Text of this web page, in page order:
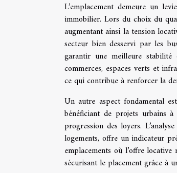
L’emplacement demeure un
immobilier. Lors du choix du
augmentant ainsi la tension
secteur bien desservi par les
garantir une meilleure stabilité
commerces, espaces verts et
ce qui contribue à renforcer la
Un autre aspect fondamental
bénéficiant de projets urbains
progression des loyers.
logements, offre un indicateur
emplacements où l’offre
sécurisant le placement grâce à